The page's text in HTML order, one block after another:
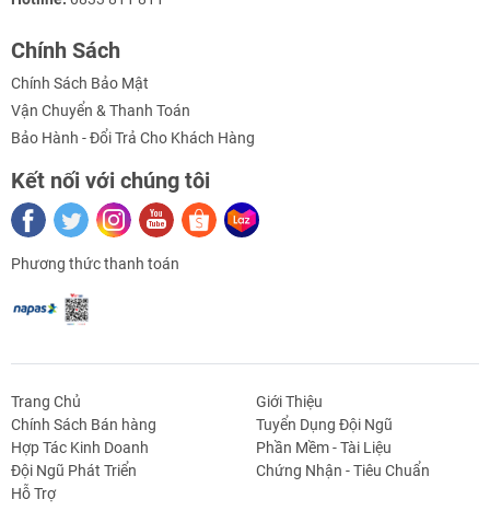
Định
Tải
Linh Kiện Siết -
Nối
Dụng Cụ Cầm
Tay
Máy Công Cụ
khách hàng cần tăng thêm nguồn
Hướng dẫn sử dụng – sơ đồ đấu nối
Sơ đồ đấu
Kiểu 1: nối tiếp 2
Chính Sách
Chính Sách Bảo Mật
Vận Chuyển & Thanh Toán
Bảo Hành - Đổi Trả Cho Khách Hàng
Kết nối với chúng tôi
Phương thức thanh toán
Trang Chủ
Giới Thiệu
Chính Sách Bán hàng
Tuyển Dụng Đội Ngũ
Hợp Tác Kinh Doanh
Phần Mềm - Tài Liệu
Đội Ngũ Phát Triển
Chứng Nhận - Tiêu Chuẩn
Hỗ Trợ